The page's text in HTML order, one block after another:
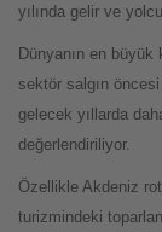
yılında gelir ve
Dünyanın en
sektör salgın
gelecek yıllarda
değerlendiriliyor.
Özellikle Akdeniz
turizmindeki